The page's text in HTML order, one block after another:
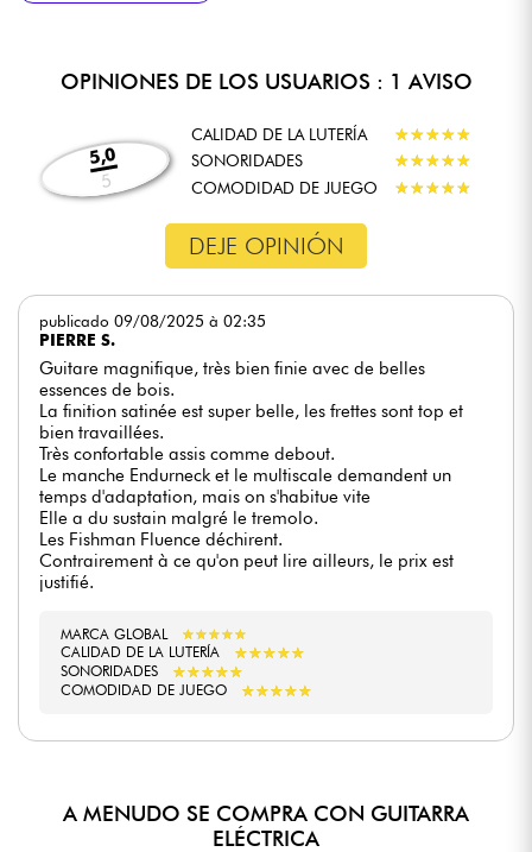
OPINIONES DE LOS USUARIOS : 1 AVISO
5,0
5
CALIDAD DE LA LUTERÍA ★★★★★
★★★★★
SONORIDADES
★★★★★
★★★★★
COMODIDAD DE JUEGO
★★★★★
★★★★★
DEJE OPINIÓN
publicado 09/08/2025 à 02:35
PIERRE S.
Guitare magnifique, très bien finie avec de belles
essences de bois.
La finition satinée est super belle, les frettes sont top et
bien travaillées.
Très confortable assis comme debout.
Le manche Endurneck et le multiscale demandent un
temps d'adaptation, mais on s'habitue vite
Elle a du sustain malgré le tremolo.
Les Fishman Fluence déchirent.
Contrairement à ce qu'on peut lire ailleurs, le prix est
justifié.
MARCA GLOBAL ★★★★★
★★★★★
CALIDAD DE LA LUTERÍA
★★★★★
★★★★★
SONORIDADES ★★★★★
★★★★★
COMODIDAD DE JUEGO ★★★★★
★★★★★
A MENUDO SE COMPRA CON GUITARRA
ELÉCTRICA